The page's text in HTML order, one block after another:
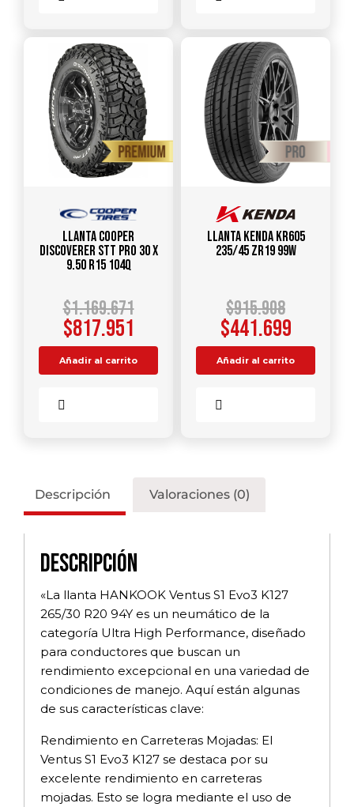
Llanta COOPER
DISCOVERER STT PRO 30 X
9.50 R15 104Q
$1.169.671
$817.951
Añadir al carrito
Llanta KENDA KR605
235/45 ZR19 99W
$915.908
$441.699
Añadir al carrito
Descripción Valoraciones (0)
Descripción
«La llanta HANKOOK Ventus S1 Evo3 K127
265/30 R20 94Y es un neumático de la
categoría Ultra High Performance, diseñado
para conductores que buscan un
rendimiento excepcional en una variedad de
condiciones de manejo. Aquí están algunas
de sus características clave:
Rendimiento en Carreteras Mojadas: El
Ventus S1 Evo3 K127 se destaca por su
excelente rendimiento en carreteras
mojadas. Esto se logra mediante el uso de